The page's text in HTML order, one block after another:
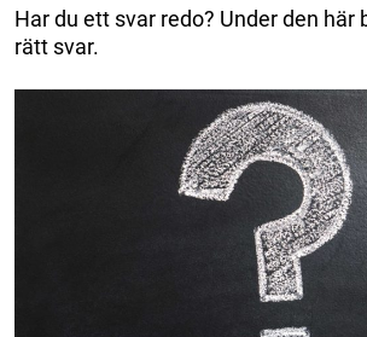
Har du ett svar redo? Under den här
rätt svar.